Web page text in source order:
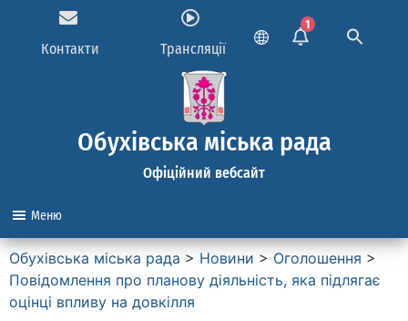
Контакти Трансляції
1
Обухівська міська рада
Офіційний вебсайт
Меню
Обухівська міська рада > Новини > Оголошення >
Повідомлення про планову діяльність, яка підлягає
оцінці впливу на довкілля